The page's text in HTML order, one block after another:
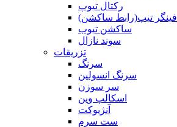
رکتال تیوپ
فینگر تیپ(رابط ساکشن)
ساکشن تیوب
سوند نازال
تزریقات
سرنگ
سرنگ انسولین
سر سوزن
اسکالپ وین
آنژیوکت
ست سرم